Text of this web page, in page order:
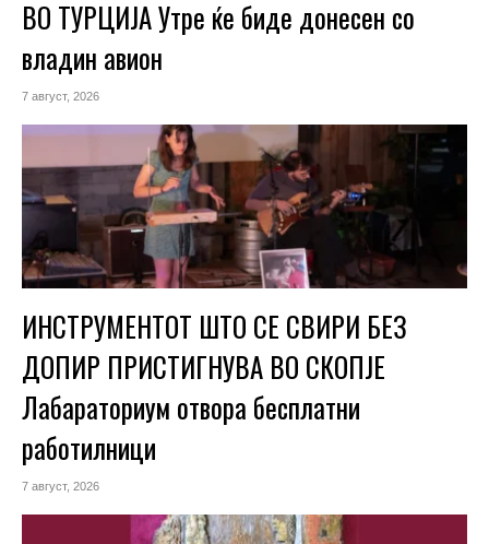
ВО ТУРЦИЈА Утре ќе биде донесен со
владин авион
7 август, 2026
ИНСТРУМЕНТОТ ШТО СЕ СВИРИ БЕЗ
ДОПИР ПРИСТИГНУВА ВО СКОПЈЕ
Лабараториум отвора бесплатни
работилници
7 август, 2026